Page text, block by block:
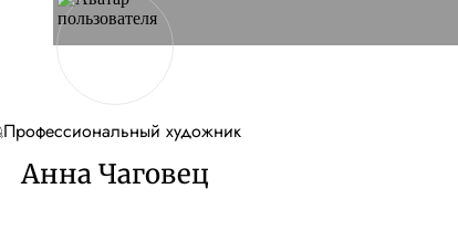
Профессиональный художник
Анна Чаговец